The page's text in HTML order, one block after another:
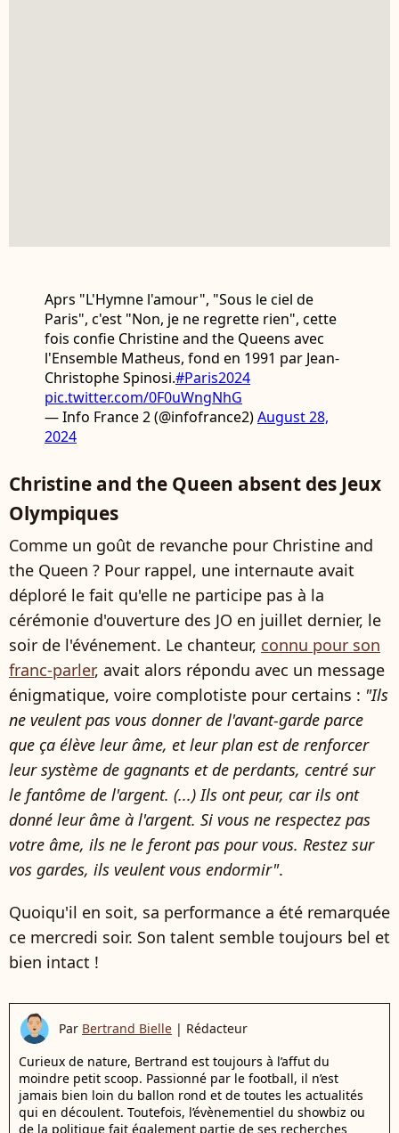
Aprs "L'Hymne l'amour", "Sous le ciel de
Paris", c'est "Non, je ne regrette rien", cette
fois confie Christine and the Queens avec
l'Ensemble Matheus, fond en 1991 par Jean-
Christophe Spinosi.#Paris2024
pic.twitter.com/0F0uWngNhG
— Info France 2 (@infofrance2)August 28,
2024
Christine and the Queen absent des Jeux
Olympiques
Comme un goût de revanche pour Christine and
the Queen ? Pour rappel, une internaute avait
déploré le fait qu'elle ne participe pas à la
cérémonie d'ouverture des JO en juillet dernier, le
soir de l'événement. Le chanteur, connu pour son
franc-parler, avait alors répondu avec un message
énigmatique, voire complotiste pour certains : "Ils
ne veulent pas vous donner de l'avant-garde parce
que ça élève leur âme, et leur plan est de renforcer
leur système de gagnants et de perdants, centré sur
le fantôme de l'argent. (...) Ils ont peur, car ils ont
donné leur âme à l'argent. Si vous ne respectez pas
votre âme, ils ne le feront pas pour vous. Restez sur
vos gardes, ils veulent vous endormir".
Quoiqu'il en soit, sa performance a été remarquée
ce mercredi soir. Son talent semble toujours bel et
bien intact !
Par Bertrand Bielle | Rédacteur
Curieux de nature, Bertrand est toujours à l’affut du
moindre petit scoop. Passionné par le football, il n’est
jamais bien loin du ballon rond et de toutes les actualités
qui en découlent. Toutefois, l’évènementiel du showbiz ou
de la politique fait également partie de ses recherches